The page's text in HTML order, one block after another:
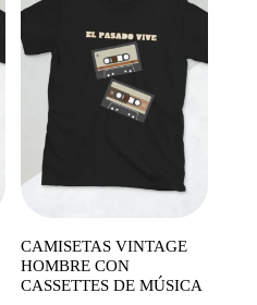
CAMISETAS VINTAGE
HOMBRE CON
CASSETTES DE MÚSICA